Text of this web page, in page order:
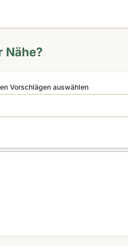
Nähe?
Vorschlägen auswählen